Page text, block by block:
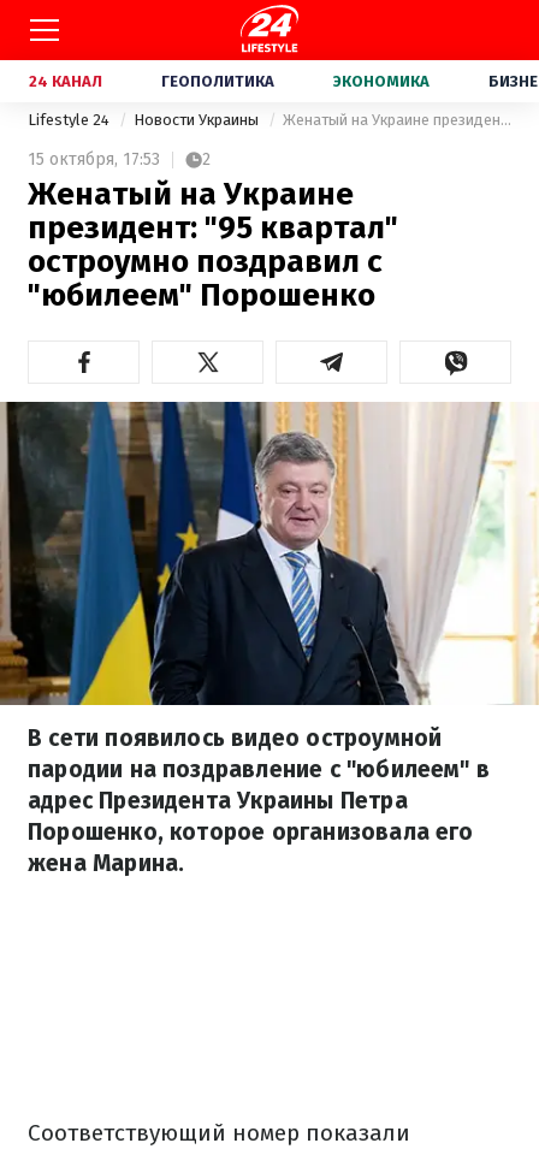
24 КАНАЛ ГЕОПОЛИТИКА ЭКОНОМИКА
Lifestyle 24 Новости Украины Женатый на Украине президент: "95 квартал" остроумно поздравил с "юбилеем" Порошенко
15 октября, 17:53 2
Женатый на Украине
президент: "95 квартал"
остроумно поздравил с
"юбилеем" Порошенко
В сети появилось видео остроумной
пародии на поздравление с "юбилеем" в
адрес Президента Украины Петра
Порошенко, которое организовала его
жена Марина.
Соответствующий номер показали